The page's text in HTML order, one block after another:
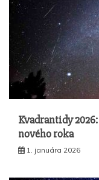
Kvadrantidy
nového roka
1. januára 2026